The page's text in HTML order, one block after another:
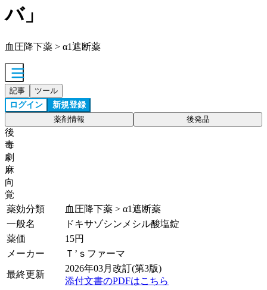
バ」
血圧降下薬 > α1遮断薬
記事 ツール
ログイン 新規登録
薬剤情報 後発品
後
毒
劇
麻
向
覚
薬効分類
血圧降下薬 > α1遮断薬
一般名
ドキサゾシンメシル酸塩錠
薬価
15円
メーカー
Ｔ’ｓファーマ
最終更新
2026年03月改訂(第3版)
添付文書のPDFはこちら